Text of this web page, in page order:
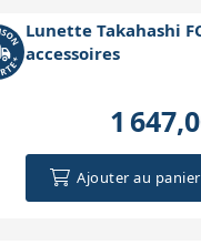
Lunette Takahashi
accessoires
1
Ajouter au panier